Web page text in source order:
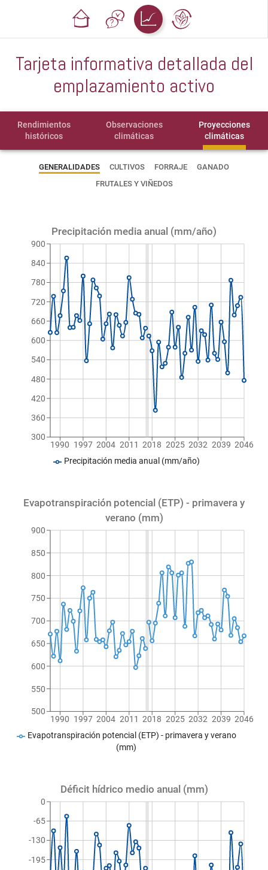
Tarjeta informativa detallada del
emplazamiento activo
Rendimientos
históricos
Observaciones
climáticas
Proyecciones
climáticas
GENERALIDADES CULTIVOS FORRAJE
GANADO
FRUTALES Y VIÑEDOS
Precipitación media anual (mm/año)
1990 1997 2004 2011 2018 2025 2032 2039 2046
300
360
420
480
540
600
660
720
780
840
900
Precipitación media anual (mm/año)
Evapotranspiración potencial (ETP) - primavera y
verano (mm)
1990 1997 2004 2011 2018 2025 2032 2039 2046
500
550
600
650
700
750
800
850
900
Evapotranspiración potencial (ETP) - primavera y verano
(mm)
Déficit hídrico medio anual (mm)
-195
-130
-65
0